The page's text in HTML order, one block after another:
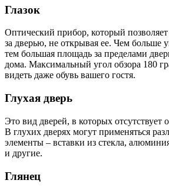
Глазок
Оптический прибор, который позволяет
за дверью, не открывая ее. Чем больше
тем большая площадь за пределами
дома. Максимальный угол обзора 180
видеть даже обувь вашего гостя.
Глухая дверь
Это вид дверей, в которых отсутствует
В глухих дверях могут применяться
элементы – вставки из стекла,
и другие.
Глянец